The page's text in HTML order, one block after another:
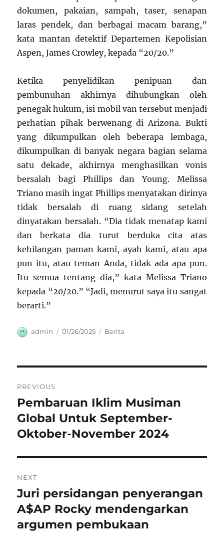
dokumen, pakaian, sampah, taser, senapan
laras pendek, dan berbagai macam barang,”
kata mantan detektif Departemen Kepolisian
Aspen, James Crowley, kepada “20/20.”
Ketika penyelidikan penipuan dan
pembunuhan akhirnya dihubungkan oleh
penegak hukum, isi mobil van tersebut menjadi
perhatian pihak berwenang di Arizona. Bukti
yang dikumpulkan oleh beberapa lembaga,
dikumpulkan di banyak negara bagian selama
satu dekade, akhirnya menghasilkan vonis
bersalah bagi Phillips dan Young. Melissa
Triano masih ingat Phillips menyatakan dirinya
tidak bersalah di ruang sidang setelah
dinyatakan bersalah. “Dia tidak menatap kami
dan berkata dia turut berduka cita atas
kehilangan paman kami, ayah kami, atau apa
pun itu, atau teman Anda, tidak ada apa pun.
Itu semua tentang dia,” kata Melissa Triano
kepada “20/20.” “Jadi, menurut saya itu sangat
berarti.”
Author
admin
Posted
01/26/2025 Categories
Berita
pos
PREVIOUS
Previous
post:
Pembaruan Iklim Musiman
Global Untuk September-
Oktober-November 2024
NEXT
Next
post:
Juri persidangan penyerangan
A$AP Rocky mendengarkan
argumen pembukaan